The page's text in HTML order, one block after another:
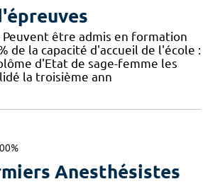
Peuvent être admis en formation
de la capacité d'accueil de l'école :
d'Etat de sage-femme les
la troisième ann
Anesthésistes